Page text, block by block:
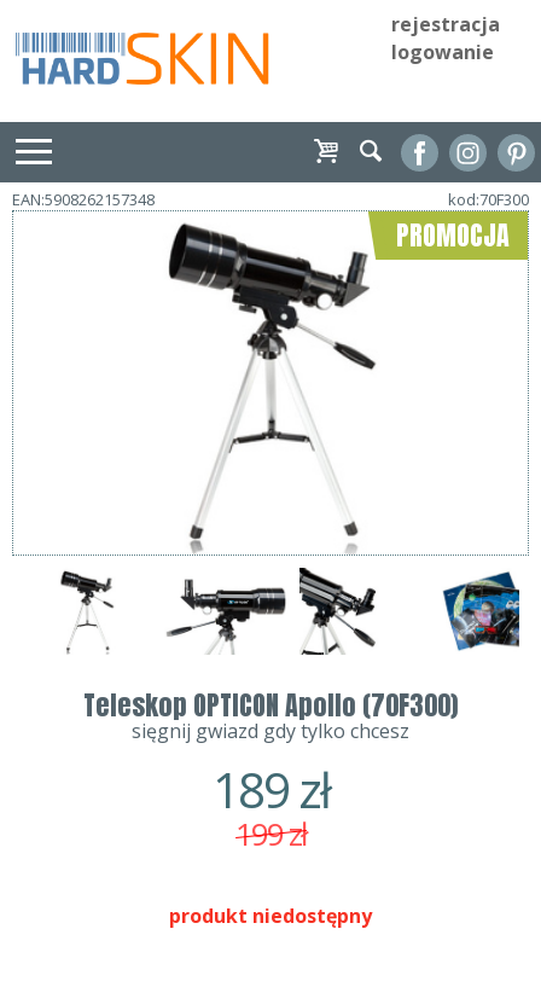
rejestracja
logowanie
EAN:5908262157348 kod:70F300
PROMOCJA
Teleskop OPTICON Apollo (70F300)
sięgnij gwiazd gdy tylko chcesz
189zł
199zł
produkt niedostępny